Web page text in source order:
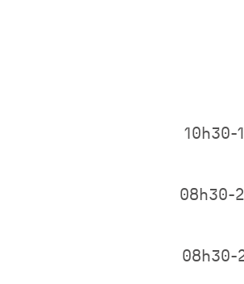
10h30-
08h30-
08h30-